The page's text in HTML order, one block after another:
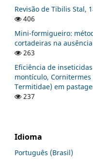
Revisão de Tibilis Stal,
406
Mini-formigueiro:
cortadeiras na
263
Eficiência de
montículo,
Termitidae) em
237
Idioma
Português (Brasil)